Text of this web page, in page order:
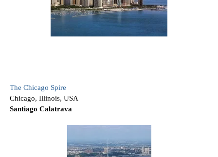
The Chicago Spire
Chicago, Illinois, USA
Santiago Calatrava